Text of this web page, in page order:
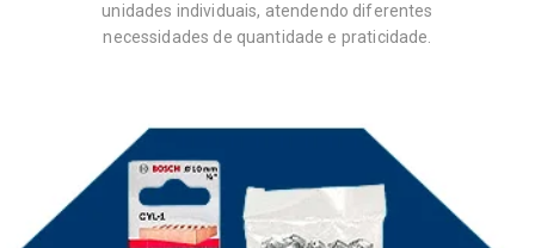
unidades individuais, atendendo diferentes
necessidades de quantidade e praticidade.